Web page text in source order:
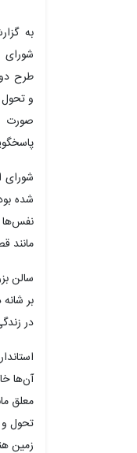
به
طرح
و تحول
صورت
شورای
شده
نفس‌ها
مانند
سالن
بر
در
آن‌ها
تحول
زمین